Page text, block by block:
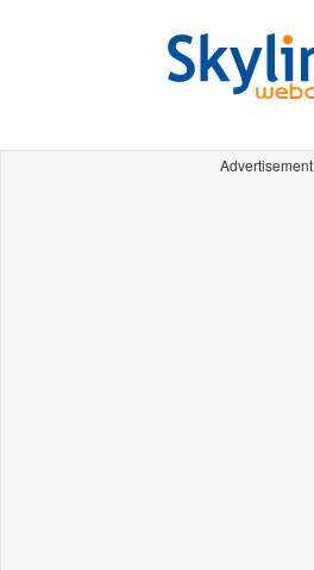
Advertisement